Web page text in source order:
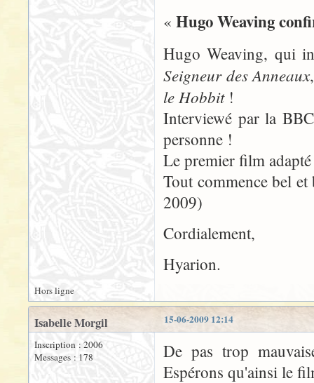
« Hugo Weaving
Hugo Weaving, qui
Seigneur des Anneaux
le Hobbit!
Interviewé par la
personne !
Le premier film
Tout commence bel
2009)
Cordialement,
Hyarion.
Hors ligne
15-06-2009 12:14
Isabelle Morgil
Inscription : 2006
Messages : 178
De pas trop
Espérons qu'ainsi le